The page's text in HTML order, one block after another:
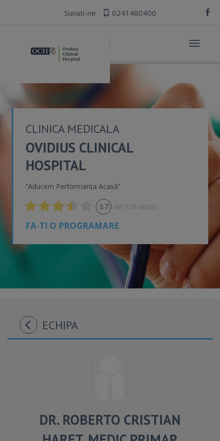
Sunati-ne 0241480400
Toggle
CLINICA MEDICALA
OVIDIUS CLINICAL
HOSPITAL
“Aducem Performanța Acasă”
3.7 din 150 voturi
FA-TI O PROGRAMARE
ECHIPA
DR. ROBERTO CRISTIAN